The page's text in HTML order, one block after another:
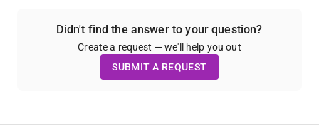
Didn't find the answer to your question?
Create a request — we'll help you out
SUBMIT A REQUEST